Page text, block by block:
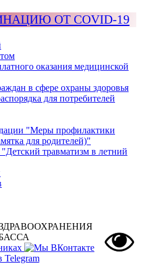
ОТ COVID-19
оказания медицинской
в сфере охраны здоровья
для потребителей
"Меры профилактики
для родителей)"
травматизм в летний